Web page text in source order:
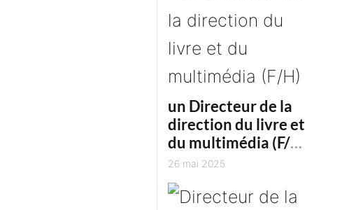
commémorations du
80e anniversaire,
les Archives
départementales du
Gers organisent la «
Grande Collecte des
Archives de la
un Directeur de la
direction du livre et
du multimédia (F/H)
Cat A
26 mai 2025